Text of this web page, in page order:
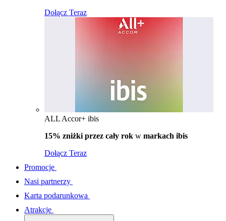
Dołącz Teraz
ALL Accor+ ibis
15% zniżki przez cały rok w markach ibis
Dołącz Teraz
Promocje
Nasi partnerzy
Karta podarunkowa
Atrakcje